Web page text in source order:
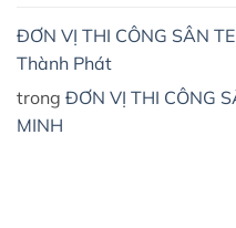
ĐƠN VỊ THI CÔNG SÂN
Thành Phát
trong ĐƠN VỊ THI CÔNG
MINH